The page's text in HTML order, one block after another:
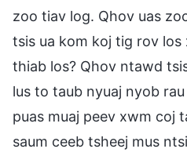
zoo tiav log. Qhov uas
tsis ua kom koj tig rov
thiab los? Qhov ntawd
lus to taub nyuaj nyob
puas muaj peev xwm coj
saum ceeb tsheej mus